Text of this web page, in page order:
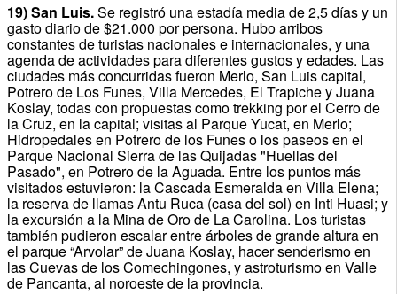
19) San Luis.Se registró una estadía media de 2,5 días y un
gasto diario de $21.000 por persona. Hubo arribos
constantes de turistas nacionales e internacionales, y una
agenda de actividades para diferentes gustos y edades. Las
ciudades más concurridas fueron Merlo, San Luis capital,
Potrero de Los Funes, Villa Mercedes, El Trapiche y Juana
Koslay, todas con propuestas como trekking por el Cerro de
la Cruz, en la capital; visitas al Parque Yucat, en Merlo;
Hidropedales en Potrero de los Funes o los paseos en el
Parque Nacional Sierra de las Quijadas "Huellas del
Pasado", en Potrero de la Aguada. Entre los puntos más
visitados estuvieron: la Cascada Esmeralda en Villa Elena;
la reserva de llamas Antu Ruca (casa del sol) en Inti Huasi; y
la excursión a la Mina de Oro de La Carolina. Los turistas
también pudieron escalar entre árboles de grande altura en
el parque “Arvolar” de Juana Koslay, hacer senderismo en
las Cuevas de los Comechingones, y astroturismo en Valle
de Pancanta, al noroeste de la provincia.